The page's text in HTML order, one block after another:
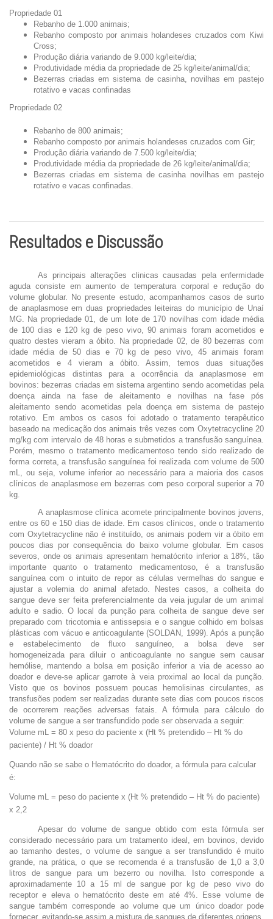
Propriedade 01
Rebanho de 1.000 animais;
Rebanho composto por animais holandeses cruzados com Kiwi
Cross;
Produção diária variando de 9.000 kg/leite/dia;
Produtividade média da propriedade de 25 kg/leite/animal/dia;
Bezerras criadas em sistema de casinha, novilhas em pastejo
rotativo e vacas confinadas
Propriedade 02
Rebanho de 800 animais;
Rebanho composto por animais holandeses cruzados com Gir;
Produção diária variando de 7.500 kg/leite/dia;
Produtividade média da propriedade de 26 kg/leite/animal/dia;
Bezerras criadas em sistema de casinha novilhas em pastejo
rotativo e vacas confinadas.
Resultados e Discussão
As principais alterações clinicas causadas pela enfermidade
aguda consiste em aumento de temperatura corporal e redução do
volume globular. No presente estudo, acompanhamos casos de surto
de anaplasmose em duas propriedades leiteiras do município de Unaí
MG. Na propriedade 01, de um lote de 170 novilhas com idade média
de 100 dias e 120 kg de peso vivo, 90 animais foram acometidos e
quatro destes vieram a óbito. Na propriedade 02, de 80 bezerras com
idade média de 50 dias e 70 kg de peso vivo, 45 animais foram
acometidos e 4 vieram a óbito. Assim, temos duas situações
epidemiológicas distintas para a ocorrência da anaplasmose em
bovinos: bezerras criadas em sistema argentino sendo acometidas pela
doença ainda na fase de aleitamento e novilhas na fase pós
aleitamento sendo acometidas pela doença em sistema de pastejo
rotativo. Em ambos os casos foi adotado o tratamento terapêutico
baseado na medicação dos animais três vezes com Oxytetracycline 20
mg/kg com intervalo de 48 horas e submetidos a transfusão sanguínea.
Porém, mesmo o tratamento medicamentoso tendo sido realizado de
forma correta, a transfusão sanguínea foi realizada com volume de 500
mL, ou seja, volume inferior ao necessário para a maioria dos casos
clínicos de anaplasmose em bezerras com peso corporal superior a 70
kg.
A anaplasmose clínica acomete principalmente bovinos jovens,
entre os 60 e 150 dias de idade. Em casos clínicos, onde o tratamento
com Oxytetracycline não é instituído, os animais podem vir a óbito em
poucos dias por consequência do baixo volume globular. Em casos
severos, onde os animais apresentam hematócrito inferior a 18%, tão
importante quanto o tratamento medicamentoso, é a transfusão
sanguínea com o intuito de repor as células vermelhas do sangue e
ajustar a volemia do animal afetado. Nestes casos, a colheita do
sangue deve ser feita preferencialmente da veia jugular de um animal
adulto e sadio. O local da punção para colheita de sangue deve ser
preparado com tricotomia e antissepsia e o sangue colhido em bolsas
plásticas com vácuo e anticoagulante (SOLDAN, 1999). Após a punção
e estabelecimento de fluxo sanguíneo, a bolsa deve ser
homogeneizada para diluir o anticoagulante no sangue sem causar
hemólise, mantendo a bolsa em posição inferior a via de acesso ao
doador e deve-se aplicar garrote à veia proximal ao local da punção.
Visto que os bovinos possuem poucas hemolisinas circulantes, as
transfusões podem ser realizadas durante sete dias com poucos riscos
de ocorrerem reações adversas fatais. A fórmula para cálculo do
volume de sangue a ser transfundido pode ser observada a seguir:
Volume mL = 80 x peso do paciente x (Ht % pretendido – Ht % do
paciente) / Ht % doador
Quando não se sabe o Hematócrito do doador, a fórmula para calcular
é:
Volume mL = peso do paciente x (Ht % pretendido – Ht % do paciente)
x 2,2
Apesar do volume de sangue obtido com esta fórmula ser
considerado necessário para um tratamento ideal, em bovinos, devido
ao tamanho destes, o volume de sangue a ser transfundido é muito
grande, na prática, o que se recomenda é a transfusão de 1,0 a 3,0
litros de sangue para um bezerro ou novilha. Isto corresponde a
aproximadamente 10 a 15 ml de sangue por kg de peso vivo do
receptor e eleva o hematócrito deste em até 4%. Esse volume de
sangue também corresponde ao volume que um único doador pode
fornecer, evitando-se assim a mistura de sangues de diferentes origens.